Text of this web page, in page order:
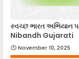
સ્વચ્છ ભારત અભિયાન
Nibandh Gujarati
November 10, 2025